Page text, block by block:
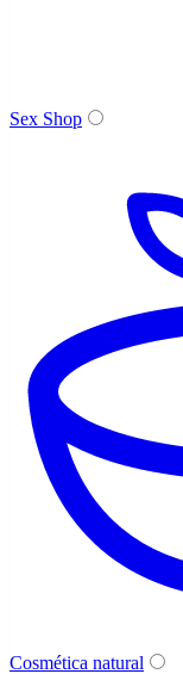
Sex Shop
Cosmética natural